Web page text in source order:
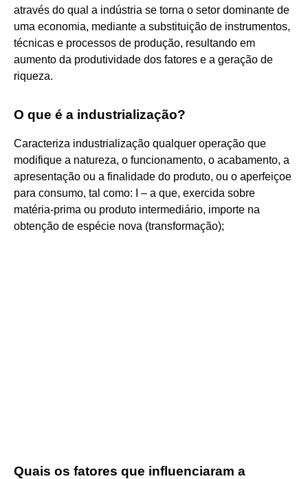
através do qual a indústria se torna o setor dominante de
uma economia, mediante a substituição de instrumentos,
técnicas e processos de produção, resultando em
aumento da produtividade dos fatores e a geração de
riqueza.
O que é a industrialização?
Caracteriza industrialização qualquer operação que
modifique a natureza, o funcionamento, o acabamento, a
apresentação ou a finalidade do produto, ou o aperfeiçoe
para consumo, tal como: I – a que, exercida sobre
matéria-prima ou produto intermediário, importe na
obtenção de espécie nova (transformação);
Quais os fatores que influenciaram a